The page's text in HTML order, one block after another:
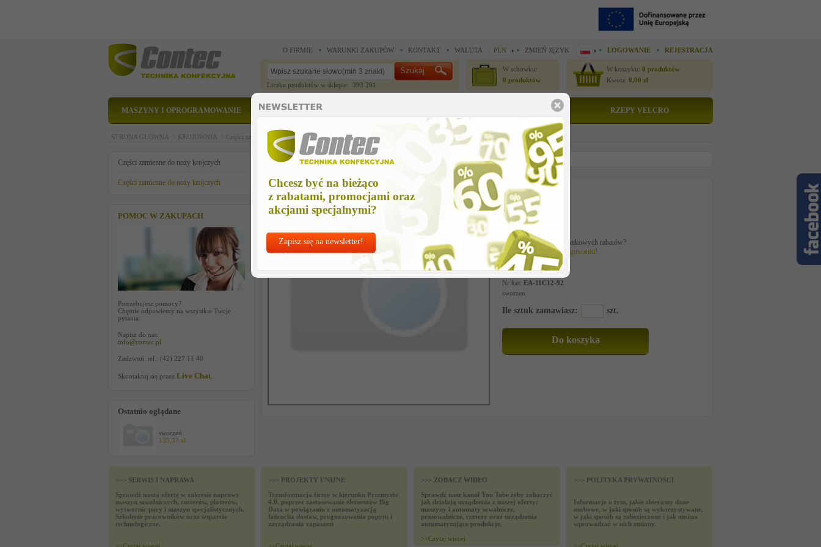
Chcesz być na bieżąco
z rabatami, promocjami oraz
akcjami specjalnymi?
Zapisz się na newsletter!
O FIRMIE WARUNKI ZAKUPÓW KONTAKT WALUTA PLN ZMIEŃ JĘZYK LOGOWANIE REJESTRACJA
Liczba produktów w sklepie: 393 201
W schowku:
0 produktów
W koszyku: 0 produktów
Kwota: 0,00 zł
MASZYNY I OPROGRAMOWANIE CZĘŚCI ZAMIENNE RZEPY VELCRO
STRONA GŁÓWNA > KROJOWNIA > Części zamienne do noży krojczych >Części zamienne do noży krojczych > sworzen
Części zamienne do noży krojczych
Części zamienne do noży krojczych
POMOC W ZAKUPACH
Potrzebujesz pomocy?
Chętnie odpowiemy na wszystkie Twoje
pytania.
Napisz do nas:
info@contec.pl
Zadzwoń: tel.: (42) 227 11 40
Skontaktuj się przez Live Chat
Ostatnio oglądane
sworzen
135,37 zł
sworzen
Cena netto
135,37 zł
Chcesz korzystać z dodatkowych rabatów?
Najlepszeceny pozalogowaniu!
Nr kat: EA-11C12-92
sworzen
Ile sztuk zamawiasz: szt.
>>> SERWIS I NAPRAWA
Sprawdź naszą ofertę w zakresie naprawy
maszyn szwalniczych, cutterów, ploterów,
wytwornic pary i maszyn specjalistycznych.
Szkolenie pracowników oraz wsparcie
technologiczne.
>>> PROJEKTY UNIJNE
Transformacja firmy w kierunku Przemysłu
4.0. poprzez zastosowanie elementów Big
Data w powiązaniu z automatyzacją
łańcucha dostaw, prognozowania popytu i
zarządzania zapasami
>>> ZOBACZ WIDEO
Sprawdź nasz kanał You Tube żeby zobaczyć
jak działają urządzenia z naszej oferty:
maszyny i automaty szwalnicze,
prasowalnicze, cuttery oraz urządzenia
automatyzujące produkcje.
>>Czytaj wiecej
>>> POLITYKA PRYWATNOŚCI
Informacje o tym, jakie zbieramy dane
osobowe, w jaki sposób są wykorzystywane,
w jaki sposób są zabezieczone i jak można
wprowadzać w nich zmiany.